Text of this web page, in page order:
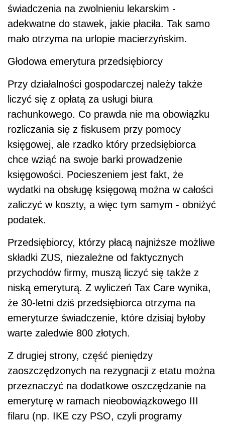
świadczenia na zwolnieniu lekarskim -
adekwatne do stawek, jakie płaciła. Tak samo
mało otrzyma na urlopie macierzyńskim.
Głodowa emerytura przedsiębiorcy
Przy działalności gospodarczej należy także
liczyć się z opłatą za usługi biura
rachunkowego. Co prawda nie ma obowiązku
rozliczania się z fiskusem przy pomocy
księgowej, ale rzadko który przedsiębiorca
chce wziąć na swoje barki prowadzenie
księgowości. Pocieszeniem jest fakt, że
wydatki na obsługę księgową można w całości
zaliczyć w koszty, a więc tym samym - obniżyć
podatek.
Przedsiębiorcy, którzy płacą najniższe możliwe
składki ZUS, niezależne od faktycznych
przychodów firmy, muszą liczyć się także z
niską emeryturą. Z wyliczeń Tax Care wynika,
że 30-letni dziś przedsiębiorca otrzyma na
emeryturze świadczenie, które dzisiaj byłoby
warte zaledwie 800 złotych.
Z drugiej strony, część pieniędzy
zaoszczędzonych na rezygnacji z etatu można
przeznaczyć na dodatkowe oszczędzanie na
emeryturę w ramach nieobowiązkowego III
filaru (np. IKE czy PSO, czyli programy